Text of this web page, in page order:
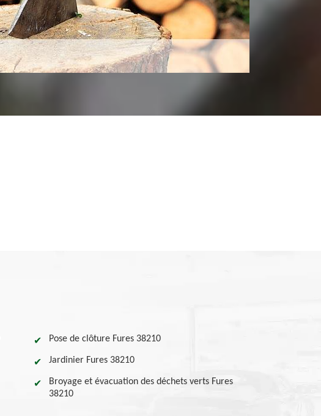
Pose de clôture Fures 38210
Jardinier Fures 38210
Broyage et évacuation des déchets verts Fures
38210